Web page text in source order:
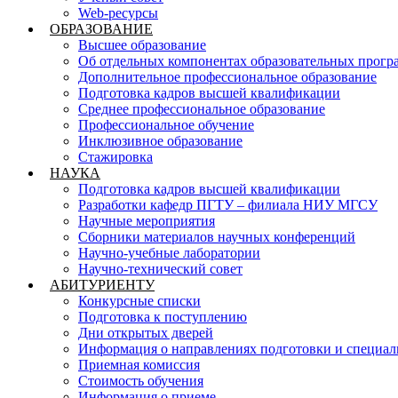
Web-ресурсы
ОБРАЗОВАНИЕ
Высшее образование
Об отдельных компонентах образовательных
Дополнительное профессиональное образование
Подготовка кадров высшей квалификации
Среднее профессиональное образование
Профессиональное обучение
Инклюзивное образование
Стажировка
НАУКА
Подготовка кадров высшей квалификации
Разработки кафедр ПГТУ – филиала НИУ МГСУ
Научные мероприятия
Сборники материалов научных конференций
Научно-учебные лаборатории
Научно-технический совет
АБИТУРИЕНТУ
Конкурсные списки
Подготовка к поступлению
Дни открытых дверей
Информация о направлениях подготовки и
Приемная комиссия
Стоимость обучения